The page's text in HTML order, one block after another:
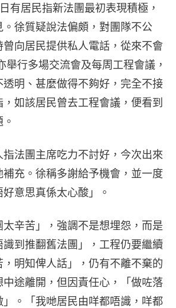
有居民指新法團最初表現積極，
徐質疑說法偏頗，對團隊不公
向居民提供私人電話，從來不會
舉行多場交流會及每周工程會議，
透明、甚麼做得不夠好，完全不接
如該居民曾去工程會議，便看到
法團主席吃力不討好，今次出來
充。徐稱多謝給予機會，並一度
意思真係太心酸」。
辛苦」，強調不是想埋怨，而是
到推翻舊法團」，工程仍要繼續
明知俾人話」，仍有不離不棄的
途離開，但因責任心，「做咗落
。「我哋居民由咩都唔識，咩都